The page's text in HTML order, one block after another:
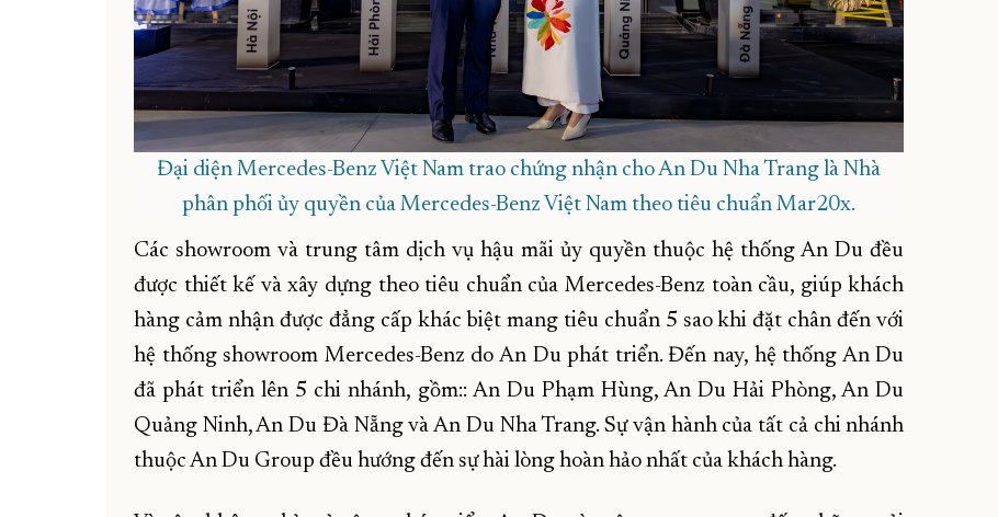
Đại diện Mercedes-Benz Việt Nam trao chứng nhận cho An Du Nha Trang là Nhà
phân phối ủy quyền của Mercedes-Benz Việt Nam theo tiêu chuẩn Mar20x.
Các showroom và trung tâm dịch vụ hậu mãi ủy quyền thuộc hệ thống An Du đều
được thiết kế và xây dựng theo tiêu chuẩn của Mercedes-Benz toàn cầu, giúp khách
hàng cảm nhận được đẳng cấp khác biệt mang tiêu chuẩn 5 sao khi đặt chân đến với
hệ thống showroom Mercedes-Benz do An Du phát triển. Đến nay, hệ thống An Du
đã phát triển lên 5 chi nhánh, gồm:: An Du Phạm Hùng, An Du Hải Phòng, An Du
Quảng Ninh, An Du Đà Nẵng và An Du Nha Trang. Sự vận hành của tất cả chi nhánh
thuộc An Du Group đều hướng đến sự hài lòng hoàn hảo nhất của khách hàng.